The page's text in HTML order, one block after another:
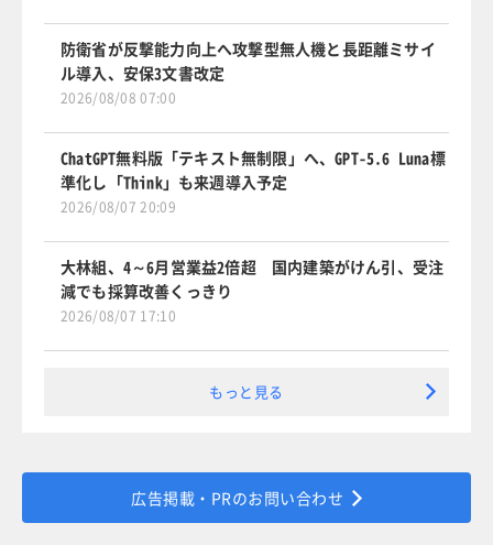
防衛省が反撃能力向上へ攻撃型無人機と長距離ミサイ
ル導入、安保3文書改定
2026/08/08 07:00
ChatGPT無料版「テキスト無制限」へ、GPT-5.6 Luna標
準化し「Think」も来週導入予定
2026/08/07 20:09
大林組、4～6月営業益2倍超 国内建築がけん引、受注
減でも採算改善くっきり
2026/08/07 17:10
もっと見る
広告掲載・PRのお問い合わせ